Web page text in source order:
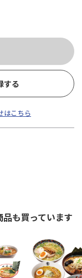
する
はこちら
も買っています